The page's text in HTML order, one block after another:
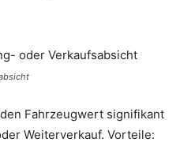
Fahrzeugwert signifikant
Weiterverkauf. Vorteile: